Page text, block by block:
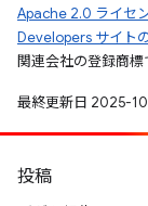
Apache 2.0 ライセ
Developers サイト
関連会社の登録商標
最終更新日 2025-
投稿